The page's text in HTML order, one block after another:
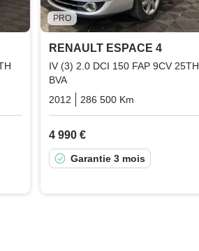
PRO
RENAULT ESPACE 4
IV (3) 2.0 DCI 150 FAP 9CV 25TH
BVA
2012
286 500 Km
4 990 €
Garantie 3 mois